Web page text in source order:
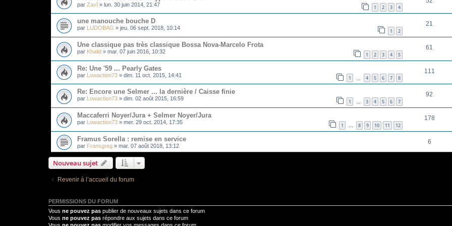
par Zavî » lun. 30 juin 2014, 21:47 1 2 3 4
une manouche bouche D
par LUDOBAG » jeu. 06 sept. 2018, 10:14 1 2
21
Une classique pas très classique Bossa Nova-Marcelo Frota
par Khalid » mar. 07 juin 2016, 10:32 1 2 3 4 5
61
Re: Une '59 ... Pearly Gates
par Lowaction73 » dim. 11 oct. 2015, 14:41 1 4 5 6 7 8
111
Re: Encore une Selmer ... la dernière / Caisse finie
par Lowaction73 » dim. 02 août 2015, 16:59 1 … 3 4 5 6 7
92
Maccaferri Noyer/Jura + Selmer Noyer/Jura
par Lowaction73 » mer. 29 oct. 2014, 17:35 1 … 8 9 10 11 12
178
Framus Sorella : remise en service
par Fransgreg » mar. 07 août 2018, 13:12
6
Nouveau sujet
Revenir à l’accueil du forum
PERMISSIONS DU FORUM
Vous ne pouvez pas publier de nouveaux sujets dans ce forum
Vous ne pouvez pas répondre aux sujets dans ce forum
Vous ne pouvez pas modifier vos messages dans ce forum